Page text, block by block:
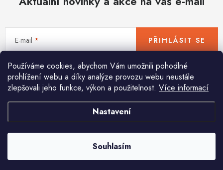
Používáme cookies, abychom Vám umožnili pohodlné
prohlížení webu a díky analýze provozu webu neustále
zlepšovali jeho funkce, výkon a použitelnost. Více informací
Nastavení
Souhlasím
World Cleanup Day
Akční ceny
Půjčovna Kontaktuje nás
Obchodní podmínky
Vrácení a reklamace
Podmínky ochrany osobních údajů
Obchodní podmínky pro podnikatele
Způsob doručení a platby
Zásady používání cookies
E-mail
Vložením e-mailu souhlasíte spodmínkami ochrany osobních údajů
PŘIHLÁSIT SE
Pomůžeme vám s výběrem
Potřebujete s něčím poradit? Jsme tu pro vás!
info@huka.cz